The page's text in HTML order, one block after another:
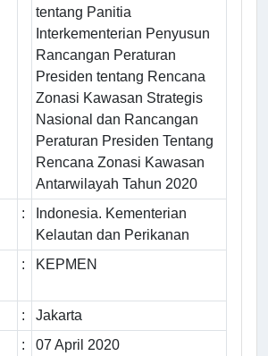
tentang Panitia
Interkementerian Penyusun
Rancangan Peraturan
Presiden tentang Rencana
Zonasi Kawasan Strategis
Nasional dan Rancangan
Peraturan Presiden Tentang
Rencana Zonasi Kawasan
Antarwilayah Tahun 2020
:
Indonesia. Kementerian
Kelautan dan Perikanan
: KEPMEN
:
Jakarta
: 07 April 2020